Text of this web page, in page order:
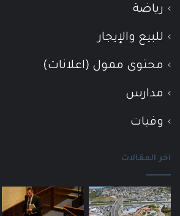
رياضة
للبيع والإيجار
محتوى ممول (اعلانات)
مدارس
وفيات
اخر المقالات